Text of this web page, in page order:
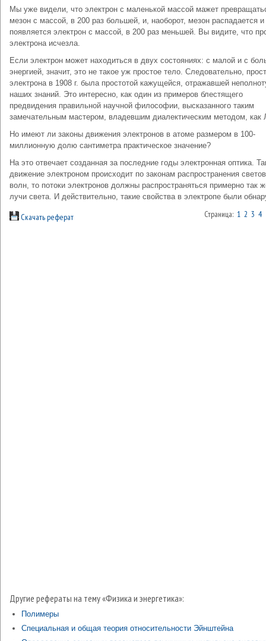
Мы уже видели, что электрон с маленькой массой мажет
мезон с массой, в 200 раз большей, и, наоборот, мезон распадается и
появляется электрон с массой, в 200 раз меньшей. Вы видите, что
электрона исчезла.
Если электрон может находиться в двух состояниях: с малой и с
энергией, значит, это не такое уж простое тело. Следовательно,
электрона в 1908 г. была простотой кажущейся, отражавшей
наших знаний. Это интересно, как один из примеров блестящего
предвидения правильной научной философии, высказанного таким
замечательным мастером, владевшим диалектическим методом, как
Но имеют ли законы движения электронов в атоме размером в 100-
миллионную долю сантиметра практическое значение?
На это отвечает созданная за последние годы электронная оптика.
движение электроном происходит по законам распространения
волн, то потоки электронов должны распространяться примерно так
лучи света. И действительно, такие свойства в электропе были
Скачать реферат Страница: 1 2 3 4
Другие рефераты на тему «Физика и энергетика»:
Полимеры
Специальная и общая теория относительности Эйнштейна